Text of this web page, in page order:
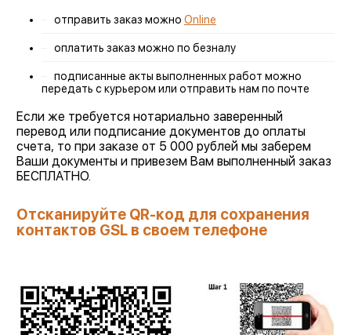
отправить заказ можно Online
оплатить заказ можно по безналу
подписанные акты выполненных работ можно
передать с курьером или отправить нам по почте
Если же требуется нотариально заверенный
перевод или подписание документов до оплаты
счета, то при заказе от 5 000 рублей мы заберем
Ваши документы и привезем Вам выполненный заказ
БЕСПЛАТНО.
Отсканируйте QR-код для сохранения
контактов GSL в своем телефоне